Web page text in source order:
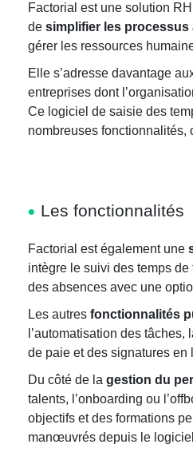
Factorial est une solution
de simplifier les processus
gérer les ressources
Elle s’adresse davantage
entreprises dont
Ce logiciel de saisie des
nombreuses fonctionnalités,
Les fonctionnalités
Factorial est également une
intègre le suivi des temps
des absences avec une
Les autres fonctionnalités
l’automatisation des
de paie et des signatures en
Du côté de la gestion du
talents, l’onboarding ou
objectifs et des formations
manœuvrés depuis le